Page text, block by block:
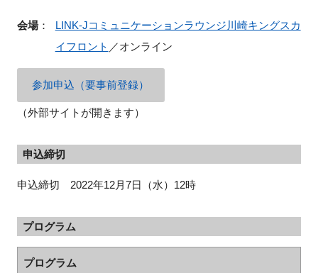
会場：
LINK-Jコミュニケーションラウンジ川崎キングスカ
イフロント ／オンライン
参加申込（要事前登録）
（外部サイトが開きます）
申込締切
申込締切 2022年12月7日（水）12時
プログラム
プログラム